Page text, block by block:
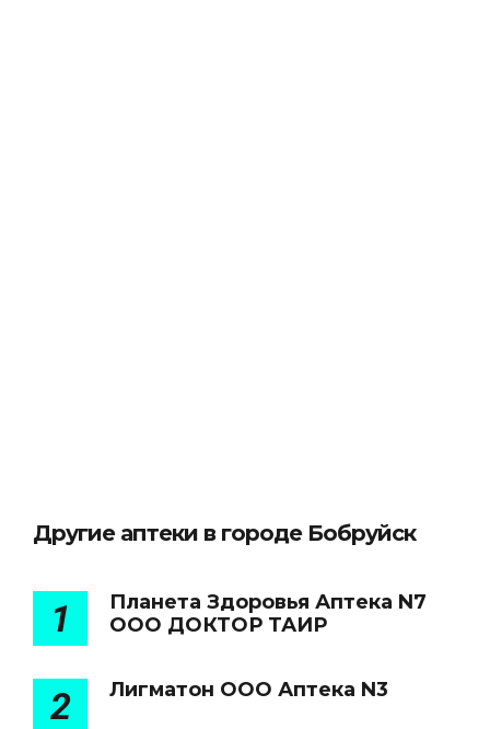
Другие аптеки в городе Бобруйск
1
Планета Здоровья Аптека N7
ООО ДОКТОР ТАИР
2 Лигматон ООО Аптека N3